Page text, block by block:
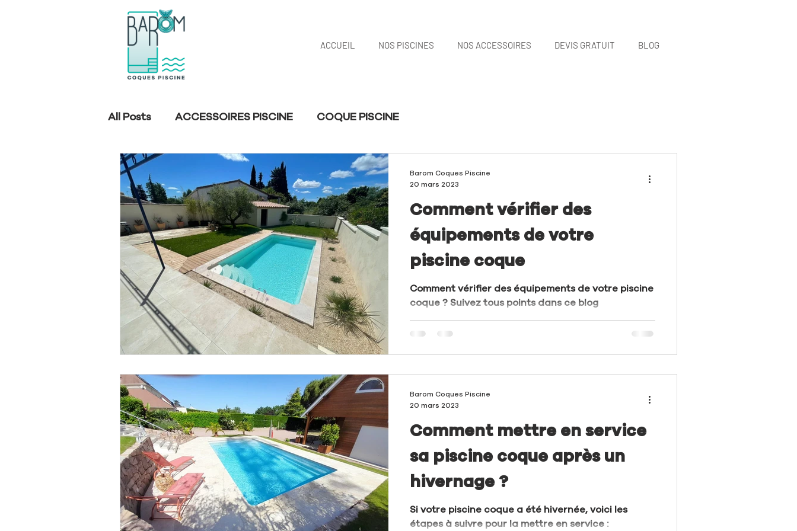
ACCUEIL NOS PISCINES NOS ACCESSOIRES DEVIS GRATUIT BLOG
All Posts ACCESSOIRES PISCINE COQUE PISCINE
Comment vérifier des
équipements de votre
piscine coque
Comment vérifier des équipements de votre piscine
coque ? Suivez tous points dans ce blog
Barom Coques Piscine
20 mars 2023
Comment mettre en service
sa piscine coque après un
hivernage ?
Si votre piscine coque a été hivernée, voici les
étapes à suivre pour la mettre en service :
Barom Coques Piscine
20 mars 2023